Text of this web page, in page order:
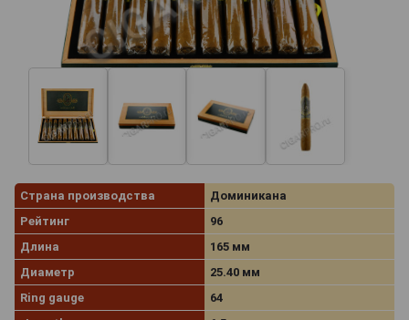
Страна производства
Доминикана
Рейтинг
96
Длина
165 мм
Диаметр
25.40 мм
Ring gauge
64